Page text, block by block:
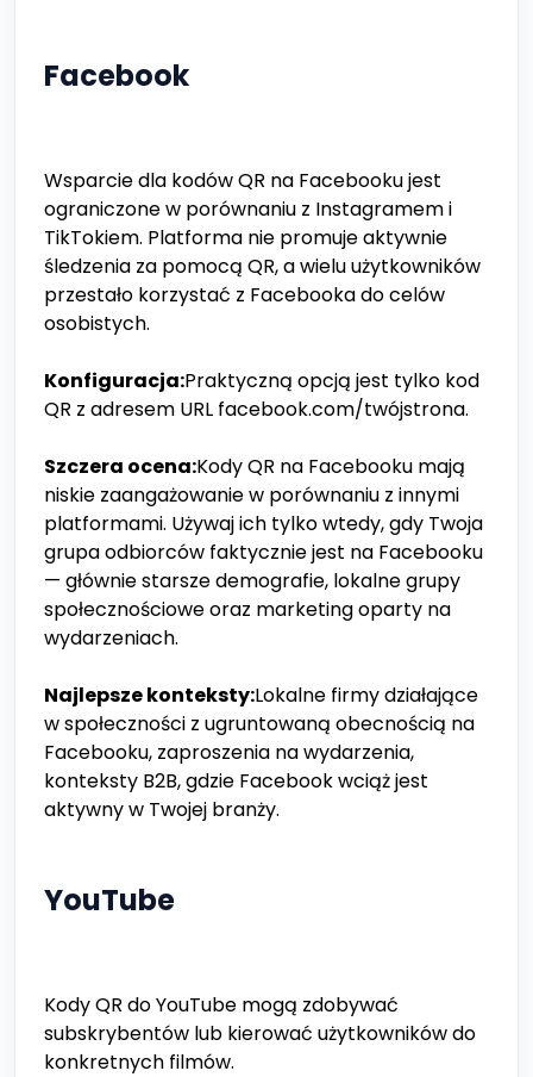
Facebook
Wsparcie dla kodów QR na Facebooku jest
ograniczone w porównaniu z Instagramem i
TikTokiem. Platforma nie promuje aktywnie
śledzenia za pomocą QR, a wielu użytkowników
przestało korzystać z Facebooka do celów
osobistych.
Konfiguracja:Praktyczną opcją jest tylko kod
QR z adresem URL facebook.com/twójstrona.
Szczera ocena:Kody QR na Facebooku mają
niskie zaangażowanie w porównaniu z innymi
platformami. Używaj ich tylko wtedy, gdy Twoja
grupa odbiorców faktycznie jest na Facebooku
— głównie starsze demografie, lokalne grupy
społecznościowe oraz marketing oparty na
wydarzeniach.
Najlepsze konteksty:Lokalne firmy działające
w społeczności z ugruntowaną obecnością na
Facebooku, zaproszenia na wydarzenia,
konteksty B2B, gdzie Facebook wciąż jest
aktywny w Twojej branży.
YouTube
Kody QR do YouTube mogą zdobywać
subskrybentów lub kierować użytkowników do
konkretnych filmów.